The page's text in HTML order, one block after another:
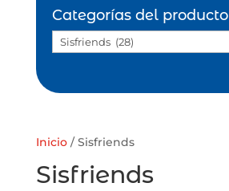
Inicio/ Sisfriends
Sisfriends
Categorías del producto